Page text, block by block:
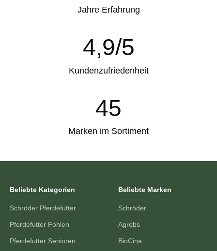
Jahre Erfahrung
4,9/5
Kundenzufriedenheit
45
Marken im Sortiment
Beliebte Kategorien
Schröder Pferdefutter
Pferdefutter Fohlen
Pferdefutter Senioren
Beliebte Marken
Schröder
Agrobs
BioCina